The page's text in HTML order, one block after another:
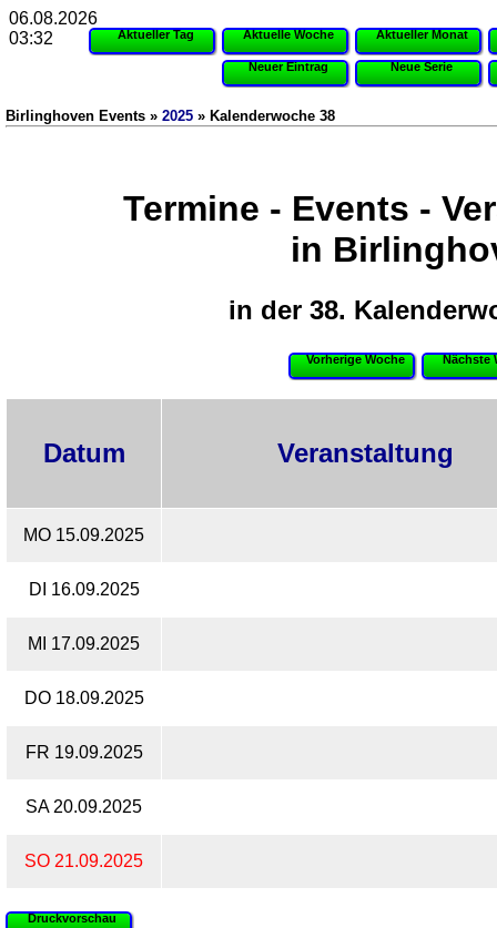
Aktueller Tag Aktuelle Woche Aktueller Monat
Neuer Eintrag Neue Serie
Birlinghoven Events » 2025 » Kalenderwoche 38
Termine - Events -
in
in der 38.
Vorherige Woche Nächste
Datum Veranstaltung
MO 15.09.2025
DI 16.09.2025
MI 17.09.2025
DO 18.09.2025
FR 19.09.2025
SA 20.09.2025
SO 21.09.2025
Druckvorschau
06.08.2026
03:32